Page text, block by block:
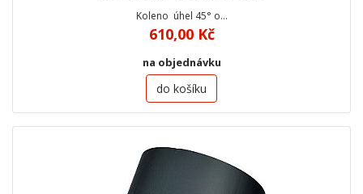
Koleno úhel 45° o…
610,00 Kč
na objednávku
do košíku